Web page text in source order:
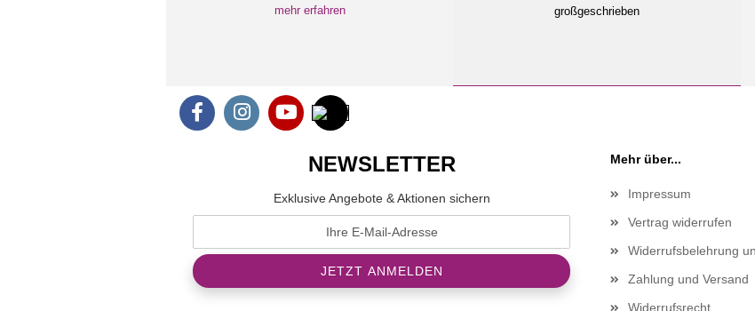
mehr erfahren
großgeschrieben
NEWSLETTER
Exklusive Angebote & Aktionen sichern
Mehr über...
Impressum
Vertrag widerrufen
Widerrufsbelehrung
Zahlung und Versand
Widerrufsrecht